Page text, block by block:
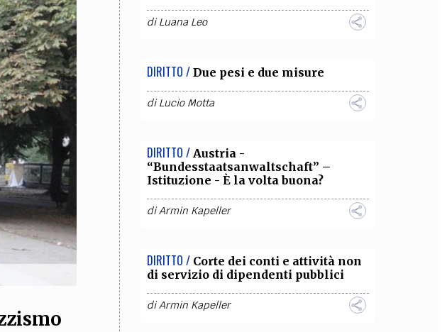
FOTOGRAFI
PUBBLICITÀ
diLuana Leo
DIRITTO / Due pesi e due misure
diLucio Motta
DIRITTO / Austria -
“Bundesstaatsanwaltschaft” –
Istituzione - È la volta buona?
diArmin Kapeller
DIRITTO / Corte dei conti e attività non
di servizio di dipendenti pubblici
diArmin Kapeller